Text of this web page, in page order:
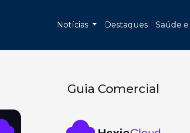
Notícias Destaques Saúde
Guia Comercial